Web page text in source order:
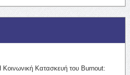
Κοινωνική Κατασκευή του Burnout: